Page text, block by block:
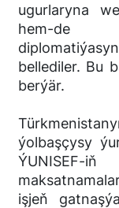
ugurlaryna
hem-de
bellediler. Bu
berýär.
ýolbaşçysy
işjeň